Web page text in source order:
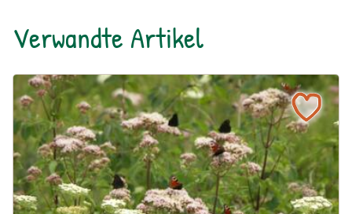
Verwandte Artikel
Ein blühendes Schmetterlingsbeet für Groß und Klein